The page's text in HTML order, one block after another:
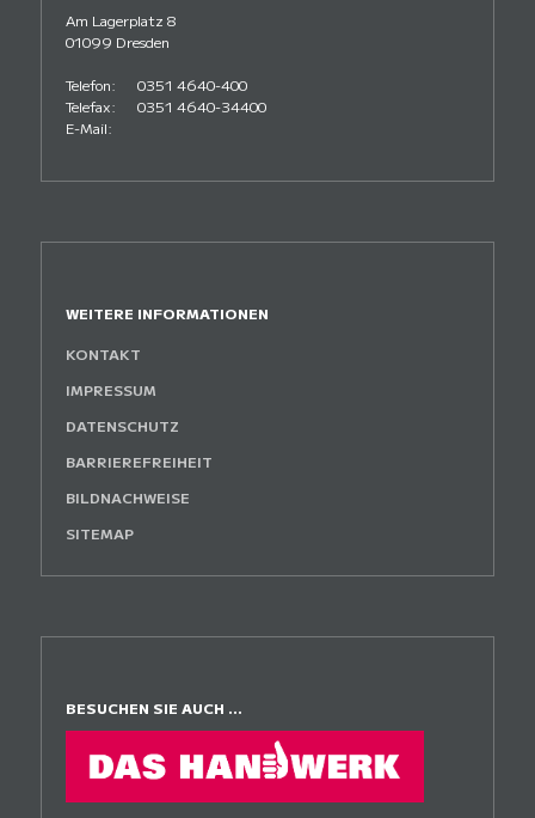
Am Lagerplatz 8
01099 Dresden
Telefon:
0351 4640-400
Telefax:
0351 4640-34400
E-Mail:
WEITERE INFORMATIONEN
KONTAKT
IMPRESSUM
DATENSCHUTZ
BARRIEREFREIHEIT
BILDNACHWEISE
SITEMAP
BESUCHEN SIE AUCH ...